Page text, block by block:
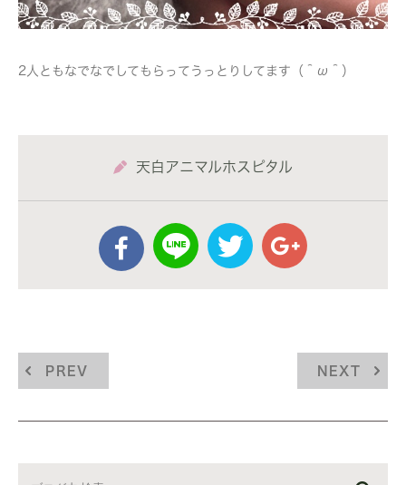
2人ともなでなでしてもらってうっとりしてます（＾ω＾）
天白アニマルホスピタル
PREV NEXT